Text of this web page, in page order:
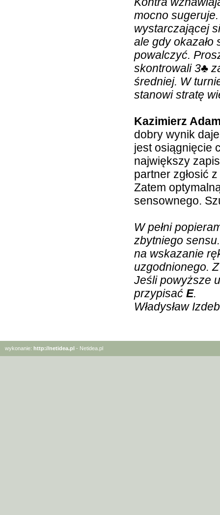
mocno
wystarczającej
ale gdy okazało
powalczyć.
skontrowali 3♣
średniej. W
stanowi stratę
Kazimierz
dobry wynik
jest osiągnięcie
największy
partner zgłosić
Zatem
sensownego.
W pełni
zbytniego
na wskazanie
uzgodnionego.
Jeśli powyższe
przypisać E.
Władysław
wykonanie: http://netidea.pl - Netidea.pl